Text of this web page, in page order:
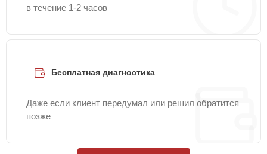
в течение 1-2 часов
Бесплатная диагностика
Даже если клиент передумал или решил обратится
позже